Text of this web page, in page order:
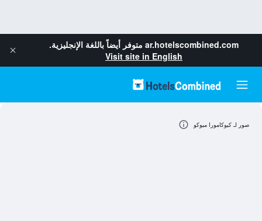
ar.hotelscombined.com متوفر أيضاً باللغة الإنجليزية.
Visit site in English
صور لـ كيوكامورا ميوكو